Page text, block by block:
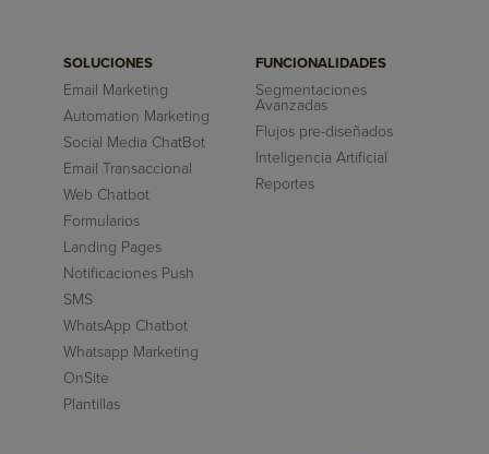
SOLUCIONES
Email Marketing
Automation Marketing
Social Media ChatBot
Email Transaccional
Web Chatbot
Formularios
Landing Pages
Notificaciones Push
SMS
WhatsApp Chatbot
Whatsapp Marketing
OnSite
Plantillas
FUNCIONALIDADES
Segmentaciones
Avanzadas
Flujos pre-diseñados
Inteligencia Artificial
Reportes